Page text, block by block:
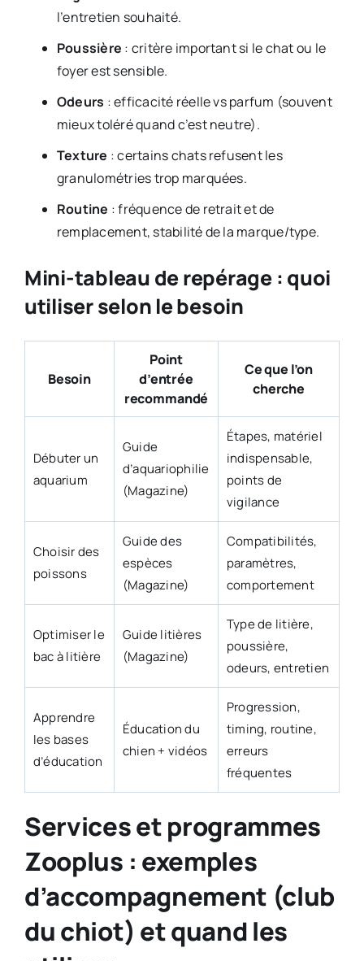
l’entretien souhaité.
Poussière : critère important si le chat ou le
foyer est sensible.
Odeurs : efficacité réelle vs parfum (souvent
mieux toléré quand c’est neutre).
Texture : certains chats refusent les
granulométries trop marquées.
Routine : fréquence de retrait et de
remplacement, stabilité de la marque/type.
Mini-tableau de repérage : quoi
utiliser selon le besoin
Besoin
Point
d’entrée
recommandé
Ce que l’on
cherche
Débuter un
aquarium
Guide
d’aquariophilie
(Magazine)
Étapes, matériel
indispensable,
points de
vigilance
Choisir des
poissons
Guide des
espèces
(Magazine)
Compatibilités,
paramètres,
comportement
Optimiser le
bac à litière
Guide litières
(Magazine)
Type de litière,
poussière,
odeurs, entretien
Apprendre
les bases
d’éducation
Éducation du
chien + vidéos
Progression,
timing, routine,
erreurs
fréquentes
Services et programmes
Zooplus : exemples
d’accompagnement (club
du chiot) et quand les